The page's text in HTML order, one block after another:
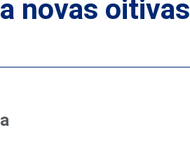
novas oitivas